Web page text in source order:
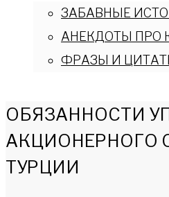
ЗАБАВНЫЕ
АНЕКДОТЫ ПРО
ФРАЗЫ И
ОБЯЗАННОСТИ
АКЦИОНЕРНОГО
ТУРЦИИ